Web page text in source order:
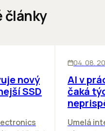
články
nový
SSD
04. 08.
AI v
čaká
Umelá